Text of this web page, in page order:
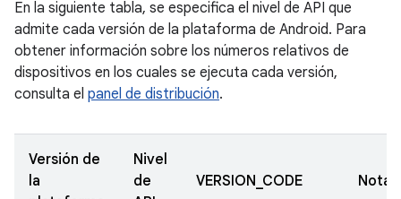
En la siguiente tabla, se especifica el nivel de API que
admite cada versión de la plataforma de Android. Para
obtener información sobre los números relativos de
dispositivos en los cuales se ejecuta cada versión,
consulta el panel de distribución.
Versión de
la
Nivel
de
VERSION_CODE Notas